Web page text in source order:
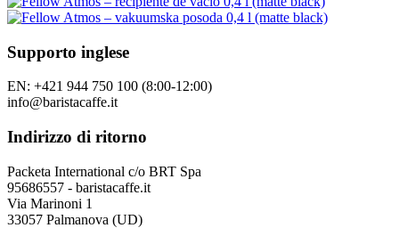
Supporto inglese
EN: +421 944 750 100 (8:00-12:00)
info@baristacaffe.it
Indirizzo di ritorno
Packeta International c/o BRT Spa
95686557 - baristacaffe.it
Via Marinoni 1
33057 Palmanova (UD)